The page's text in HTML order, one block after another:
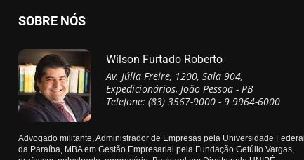
SOBRE NÓS
Wilson Furtado Roberto
Av. Júlia Freire, 1200, Sala 904,
Expedicionários, João Pessoa - PB
Telefone: (83) 3567-9000 - 9 9964-6000
Advogado militante, Administrador de Empresas pela Universidade Federal
da Paraíba, MBA em Gestão Empresarial pela Fundação Getúlio Vargas,